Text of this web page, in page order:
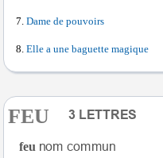
Dame de pouvoirs
Elle a une baguette magique
FEU
feu